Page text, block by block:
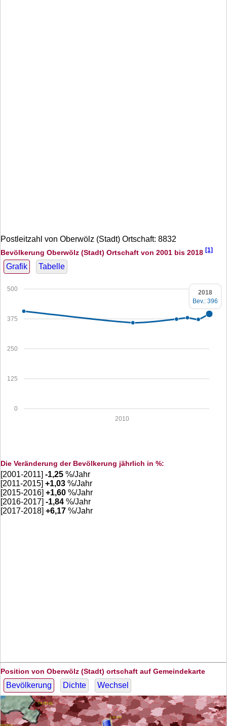
Postleitzahl von Oberwölz (Stadt) Ortschaft: 8832
Bevölkerung Oberwölz (Stadt) Ortschaft von 2001 bis 2018 [1]
Grafik Tabelle
0
125
250
375
500
2010
2018
Bev.: 396
Die Veränderung der Bevölkerung jährlich in %:
[2001-2011] -1,25 %/Jahr
[2011-2015] +1,03 %/Jahr
[2015-2016] +1,60 %/Jahr
[2016-2017] -1,84 %/Jahr
[2017-2018] +6,17 %/Jahr
Position von Oberwölz (Stadt) ortschaft auf Gemeindekarte
Bevölkerung Dichte Wechsel